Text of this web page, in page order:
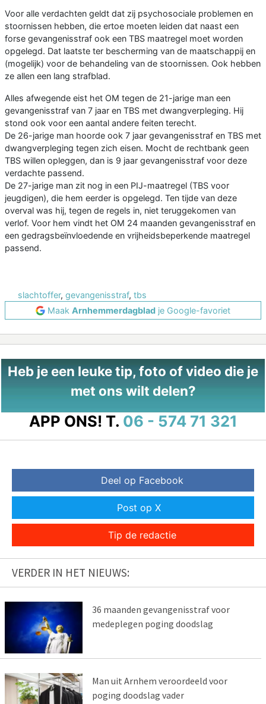
Voor alle verdachten geldt dat zij psychosociale problemen en
stoornissen hebben, die ertoe moeten leiden dat naast een
forse gevangenisstraf ook een TBS maatregel moet worden
opgelegd. Dat laatste ter bescherming van de maatschappij en
(mogelijk) voor de behandeling van de stoornissen. Ook hebben
ze allen een lang strafblad.
Alles afwegende eist het OM tegen de 21-jarige man een
gevangenisstraf van 7 jaar en TBS met dwangverpleging. Hij
stond ook voor een aantal andere feiten terecht.
De 26-jarige man hoorde ook 7 jaar gevangenisstraf en TBS met
dwangverpleging tegen zich eisen. Mocht de rechtbank geen
TBS willen opleggen, dan is 9 jaar gevangenisstraf voor deze
verdachte passend.
De 27-jarige man zit nog in een PIJ-maatregel (TBS voor
jeugdigen), die hem eerder is opgelegd. Ten tijde van deze
overval was hij, tegen de regels in, niet teruggekomen van
verlof. Voor hem vindt het OM 24 maanden gevangenisstraf en
een gedragsbeïnvloedende en vrijheidsbeperkende maatregel
passend.
slachtoffer, gevangenisstraf, tbs
Maak Arnhemmerdagblad je Google-favoriet
Heb je een leuke tip, foto of video die je
met ons wilt delen?
APP ONS! T. 06 - 574 71 321
Deel op Facebook
Post op X
Tip de redactie
VERDER IN HET NIEUWS:
36 maanden gevangenisstraf voor
medeplegen poging doodslag
Man uit Arnhem veroordeeld voor
poging doodslag vader